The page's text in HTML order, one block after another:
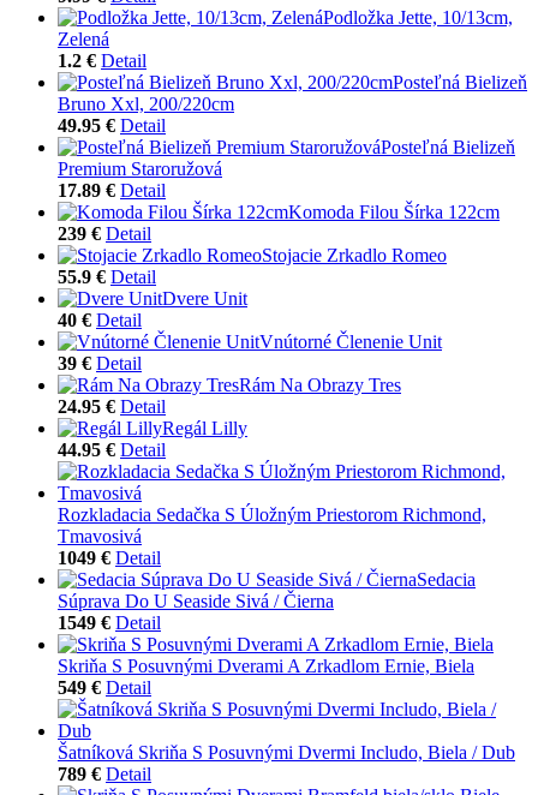
Podložka Jette, 10/13cm,
Zelená
1.2 € Detail
Posteľná Bielizeň
Bruno Xxl, 200/220cm
49.95 € Detail
Posteľná Bielizeň
Premium Staroružová
17.89 € Detail
Komoda Filou Šírka 122cm
239 € Detail
Stojacie Zrkadlo Romeo
55.9 € Detail
Dvere Unit
40 € Detail
Vnútorné Členenie Unit
39 € Detail
Rám Na Obrazy Tres
24.95 € Detail
Regál Lilly
44.95 € Detail
Rozkladacia Sedačka S Úložným Priestorom Richmond,
Tmavosivá
1049 € Detail
Sedacia
Súprava Do U Seaside Sivá / Čierna
1549 € Detail
Skriňa S Posuvnými Dverami A Zrkadlom Ernie, Biela
549 € Detail
Šatníková Skriňa S Posuvnými Dvermi Includo, Biela / Dub
789 € Detail